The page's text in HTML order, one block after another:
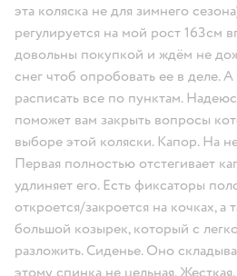
эта коляска не для зимнего
регулируется на мой рост 163см
довольны покупкой и ждём не
снег чтоб опробовать ее в деле.
расписать все по пунктам.
поможет вам закрыть вопросы
выборе этой коляски. Капор. На
Первая полностью отстегивает
удлиняет его. Есть фиксаторы
откроется/закроется на кочках, а
большой козырек, который с
разложить. Сиденье. Оно
этому спинка не цельная.